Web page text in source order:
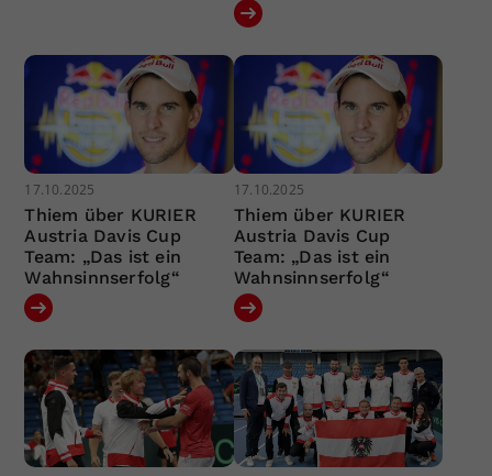
17.10.2025
Thiem über KURIER
Austria Davis Cup
Team: „Das ist ein
Wahnsinnserfolg“
17.10.2025
Thiem über KURIER
Austria Davis Cup
Team: „Das ist ein
Wahnsinnserfolg“